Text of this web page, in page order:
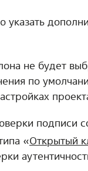
указать
не будет
по
подписи
«Открытый